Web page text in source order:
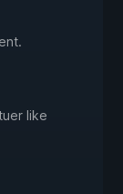
like